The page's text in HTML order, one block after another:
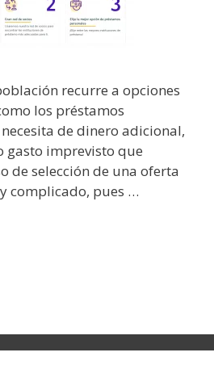
recurre a opciones
los préstamos
de dinero adicional,
gasto imprevisto que
de selección de una oferta
complicado, pues …